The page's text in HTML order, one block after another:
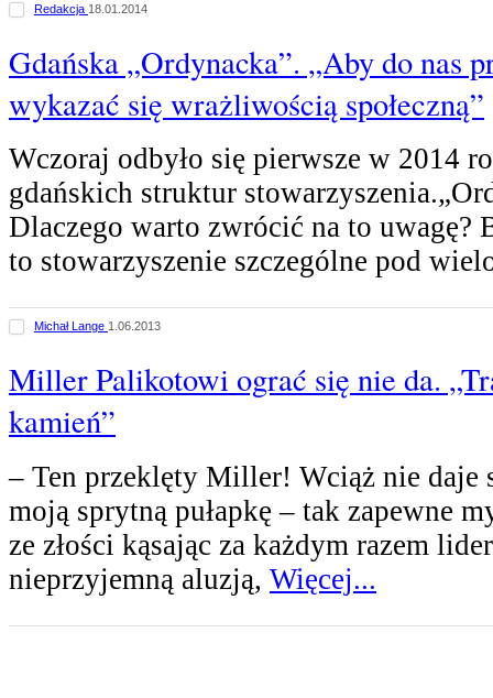
Redakcja 18.01.2014
Gdańska „Ordynacka”. „Aby do nas
wykazać się wrażliwością społeczną”
Wczoraj odbyło się pierwsze w 2014
gdańskich struktur
Dlaczego warto zwrócić na to uwagę?
to stowarzyszenie szczególne pod
Michał Lange 1.06.2013
Miller Palikotowi ograć się nie da.
kamień”
– Ten przeklęty Miller! Wciąż nie daje
moją sprytną pułapkę – tak zapewne
ze złości kąsając za każdym razem
nieprzyjemną aluzją, Więcej...